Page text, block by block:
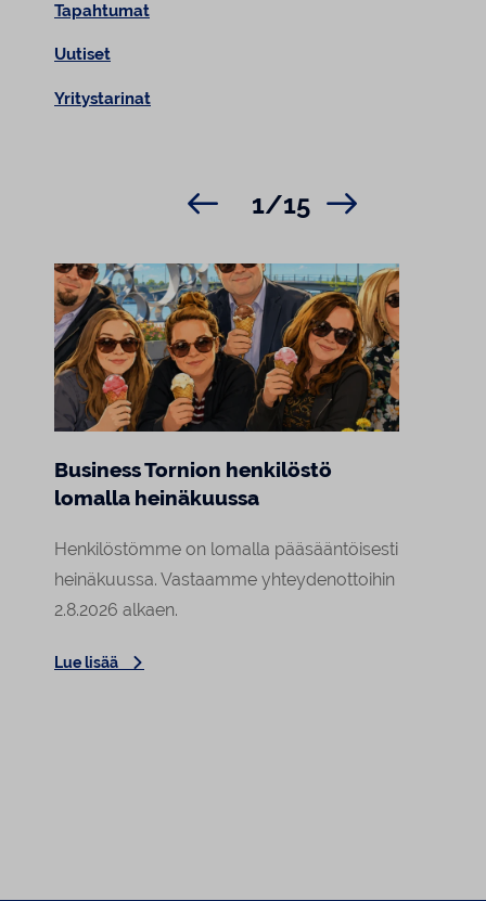
Tapahtumat
Uutiset
Yritystarinat
Business Tornion henkilöstö
lomalla heinäkuussa
Henkilöstömme on lomalla pääsääntöisesti
heinäkuussa. Vastaamme yhteydenottoihin
2.8.2026 alkaen.
Lue lisää
1/15